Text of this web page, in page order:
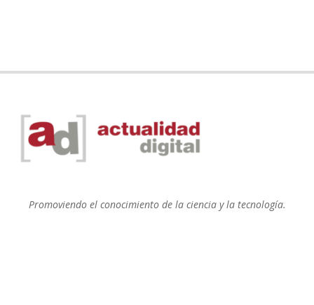
Promoviendo el conocimiento de la ciencia y la tecnología.